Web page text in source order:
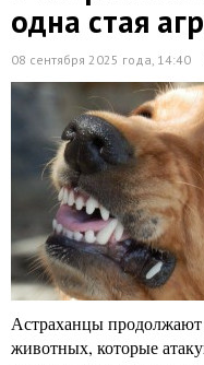
одна стая
08 сентября 2025 года, 14:40
Астраханцы
животных, которые